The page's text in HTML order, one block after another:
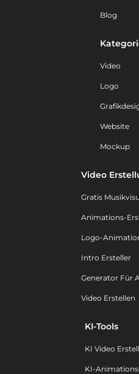
Blog
Video
Logo
Website
Mockup
Video
Gratis
Animations-
Logo-
Intro Ersteller
Generator Für
Video Erstellen
KI-Tools
KI Video
KI-